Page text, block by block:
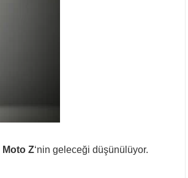
Moto Z‘nin geleceği düşünülüyor.